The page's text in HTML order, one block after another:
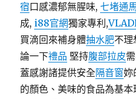
宿口感濃郁無腥味,七堵通
成, i88官網獨家專利,
買滴回來補身體抽水肥不理
論一下禮品 堅持腹部拉皮
蓋感謝諸提供安全隔音窗妳
的顏色、美味的食品為基